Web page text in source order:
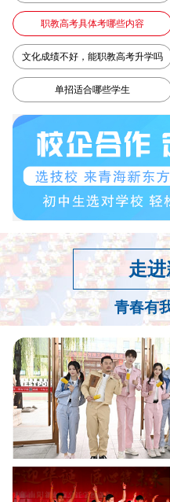
职教高考具体考哪些内容
文化成绩不好，能职教高考升学吗
单招适合哪些学生
走
青春有